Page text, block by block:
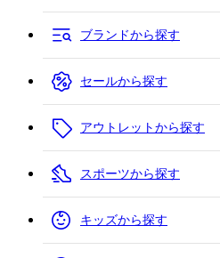
ブランドから探す
セールから探す
アウトレットから探す
スポーツから探す
キッズから探す